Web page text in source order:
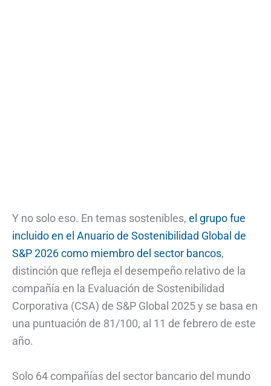
Y no solo eso. En temas sostenibles, el grupo fue
incluido en el Anuario de Sostenibilidad Global de
S&P 2026 como miembro del sector bancos,
distinción que refleja el desempeño relativo de la
compañía en la Evaluación de Sostenibilidad
Corporativa (CSA) de S&P Global 2025 y se basa en
una puntuación de 81/100, al 11 de febrero de este
año.
Solo 64 compañías del sector bancario del mundo